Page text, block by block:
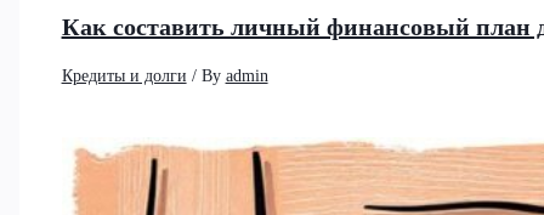
Как составить личный финансовый план
Кредиты и долги / By admin